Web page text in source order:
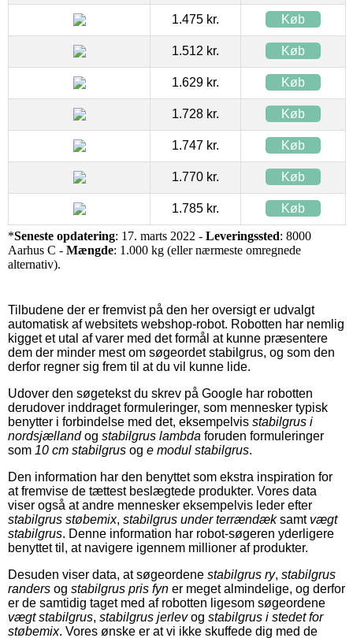
1.475 kr. Køb
1.512 kr. Køb
1.629 kr. Køb
1.728 kr. Køb
1.747 kr. Køb
1.770 kr. Køb
1.785 kr. Køb
*Seneste opdatering: 17. marts 2022 - Leveringssted: 8000
Aarhus C - Mængde: 1.000 kg (eller nærmeste omregnede
alternativ).
Tilbudene der er fremvist på den her oversigt er udvalgt
automatisk af websitets webshop-robot. Robotten har nemlig
kigget et utal af varer med det formål at kunne præsentere
dem der minder mest om søgeordet stabilgrus, og som den
derfor regner sig frem til at du vil kunne lide.
Udover den søgetekst du skrev på Google har robotten
derudover inddraget formuleringer, som mennesker typisk
benytter i forbindelse med det, eksempelvis stabilgrus i
nordsjællandog stabilgrus lambda foruden formuleringer
som 10 cm stabilgrus og e modul stabilgrus.
Den information har den benyttet som ekstra inspiration for
at fremvise de tættest beslægtede produkter. Vores data
viser også at andre mennesker eksempelvis leder efter
stabilgrus støbemix, stabilgrus under terrændæksamt vægt
stabilgrus. Denne information har robot-søgeren yderligere
benyttet til, at navigere igennem millioner af produkter.
Desuden viser data, at søgeordene stabilgrus ry, stabilgrus
randers og stabilgrus pris fyn er meget almindelige, og derfor
er de samtidig taget med af robotten ligesom søgeordene
vægt stabilgrus, stabilgrus jerlevog stabilgrus i stedet for
støbemix. Vores ønske er at vi ikke skuffede dig med de